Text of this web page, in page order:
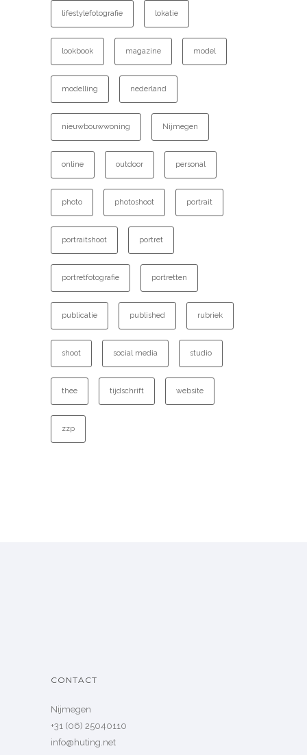
lifestylefotografie lokatie
lookbook magazine model
modelling nederland
nieuwbouwwoning Nijmegen
online outdoor personal
photo photoshoot portrait
portraitshoot portret
portretfotografie portretten
publicatie published rubriek
shoot social media studio
thee tijdschrift website
zzp
CONTACT
Nijmegen
+31 (06) 25040110
info@huting.net